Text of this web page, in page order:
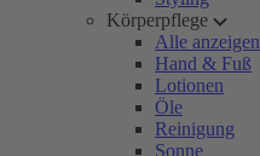
Körperpflege
Alle anzeigen
Hand & Fuß
Lotionen
Öle
Reinigung
Sonne